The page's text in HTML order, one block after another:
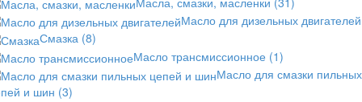
Масло для дизельных двигателей
Смазка (8)
Масло трансмиссионное (1)
Масло для смазки пильных
и шин (3)